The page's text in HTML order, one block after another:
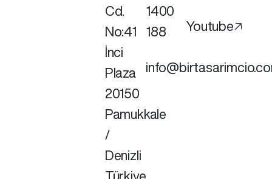
Cd.
No:41
İnci
Plaza
20150
Pamukkale
/
Denizli
Türkiye
1400
188
Youtube🡥